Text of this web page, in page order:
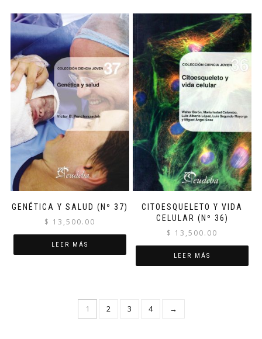
GENÉTICA Y SALUD (Nº 37)
$ 13,500.00
LEER MÁS
CITOESQUELETO Y VIDA
CELULAR (Nº 36)
$ 13,500.00
LEER MÁS
1 2 3 4 →